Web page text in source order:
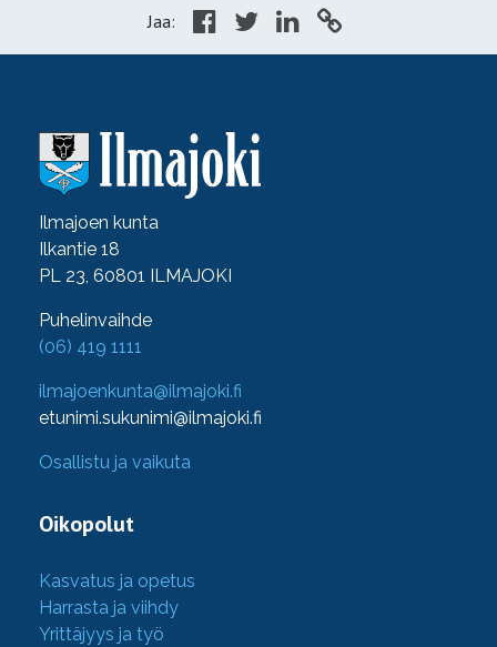
Jaa:
Ilmajoen kunta
Ilkantie 18
PL 23, 60801 ILMAJOKI
Puhelinvaihde
(06) 419 1111
ilmajoenkunta@ilmajoki.fi
etunimi.sukunimi@ilmajoki.fi
Osallistu ja vaikuta
Oikopolut
Kasvatus ja opetus
Harrasta ja viihdy
Yrittäjyys ja työ